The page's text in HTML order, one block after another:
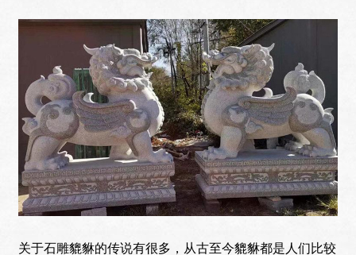
关于石雕貔貅的传说有很多，从古至今貔貅都是人们比较